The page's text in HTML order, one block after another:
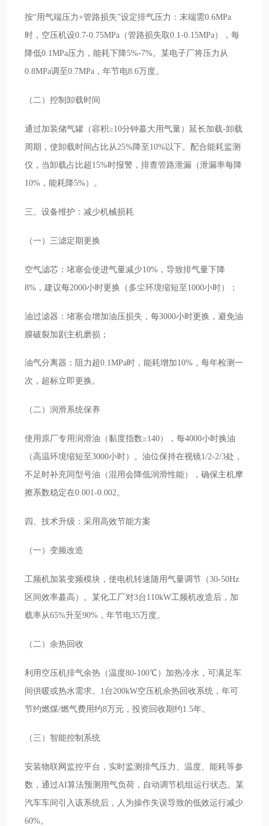
按“用气端压力+管路损失”设定排气压力：末端需0.6MPa
时，空压机设0.7-0.75MPa（管路损失取0.1-0.15MPa），每
降低0.1MPa压力，能耗下降5%-7%。某电子厂将压力从
0.8MPa调至0.7MPa，年节电8.6万度。
（二）控制卸载时间
通过加装储气罐（容积≥10分钟蕞大用气量）延长加载-卸载
周期，使卸载时间占比从25%降至10%以下。配合能耗监测
仪，当卸载占比超15%时报警，排查管路泄漏（泄漏率每降
10%，能耗降5%）。
三、设备维护：减少机械损耗
（一）三滤定期更换
空气滤芯：堵塞会使进气量减少10%，导致排气量下降
8%，建议每2000小时更换（多尘环境缩短至1000小时）；
油过滤器：堵塞会增加油压损失，每3000小时更换，避免油
膜破裂加剧主机磨损；
油气分离器：阻力超0.1MPa时，能耗增加10%，每年检测一
次，超标立即更换。
（二）润滑系统保养
使用原厂专用润滑油（黏度指数≥140），每4000小时换油
（高温环境缩短至3000小时）。油位保持在视镜1/2-2/3处，
不足时补充同型号油（混用会降低润滑性能），确保主机摩
擦系数稳定在0.001-0.002。
四、技术升级：采用高效节能方案
（一）变频改造
工频机加装变频模块，使电机转速随用气量调节（30-50Hz
区间效率蕞高）。某化工厂对3台110kW工频机改造后，加
载率从65%升至90%，年节电35万度。
（二）余热回收
利用空压机排气余热（温度80-100℃）加热冷水，可满足车
间供暖或热水需求。1台200kW空压机余热回收系统，年可
节约燃煤/燃气费用约8万元，投资回收期约1.5年。
（三）智能控制系统
安装物联网监控平台，实时监测排气压力、温度、能耗等参
数，通过AI算法预测用气负荷，自动调节机组运行状态。某
汽车车间引入该系统后，人为操作失误导致的低效运行减少
60%。